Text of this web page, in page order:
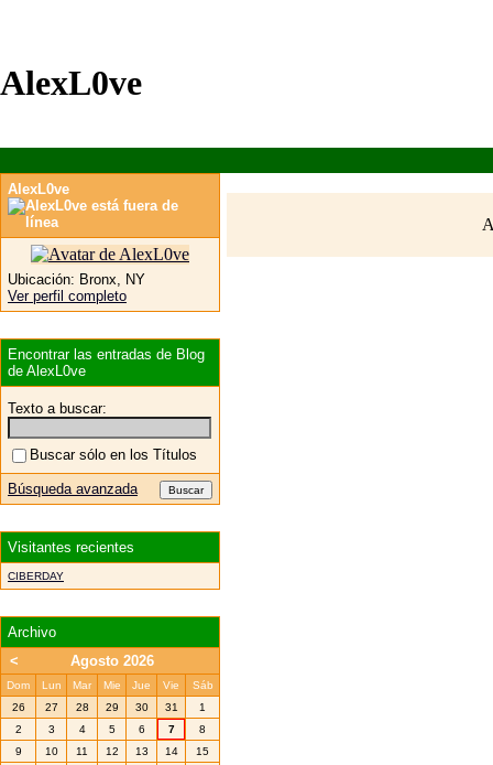
AlexL0ve
AlexL0ve
Ubicación: Bronx, NY
Ver perfil completo
Encontrar las entradas de Blog
de AlexL0ve
Texto a buscar:
Buscar sólo en los Títulos
Búsqueda avanzada
Visitantes recientes
CIBERDAY
Archivo
<
Agosto 2026
Dom Lun Mar Mie Jue Vie
Sáb
26
27 28 29 30 31
1
2
3 4 5 6 7
8
9
10 11 12 13 14
15